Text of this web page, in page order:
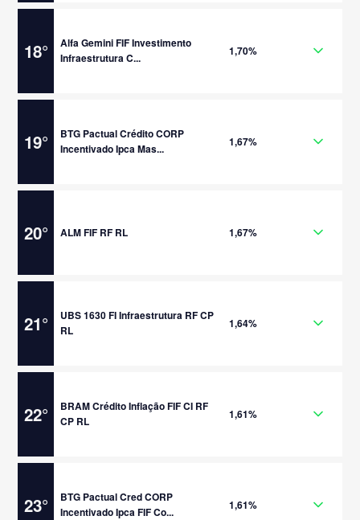
18°
Alfa Gemini FIF Investimento
Infraestrutura C...
1,70%
19°
BTG Pactual Crédito CORP
Incentivado Ipca Mas...
1,67%
20° ALM FIF RF RL 1,67%
21°
UBS 1630 FI Infraestrutura RF CP
RL
1,64%
22°
BRAM Crédito Inflação FIF CI RF
CP RL
1,61%
23°
BTG Pactual Cred CORP
Incentivado Ipca FIF Co...
1,61%